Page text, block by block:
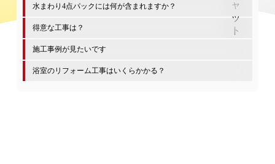
水まわり4点パックには何が含まれますか？
得意な工事は？
施工事例が見たいです
浴室のリフォーム工事はいくらかかる？